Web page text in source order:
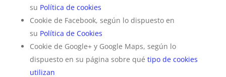
su Política de cookies
Cookie de Facebook, según lo dispuesto en
su Política de Cookies
Cookie de Google+ y Google Maps, según lo
dispuesto en su página sobre qué tipo de cookies
utilizan